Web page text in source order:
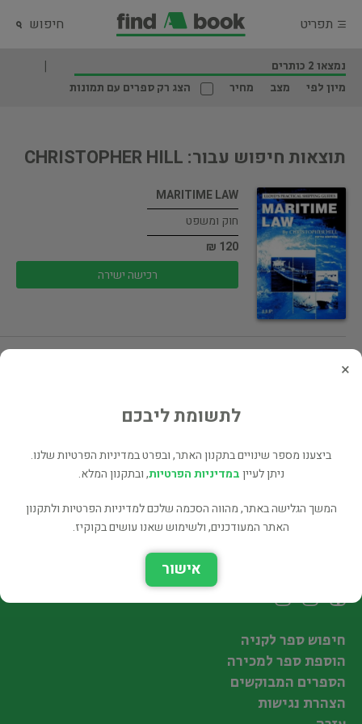
תפריט חיפוש
נמצאו 2 כותרים
מיון לפי
מצב מחיר הצג רק ספרים עם תמונות
תוצאות חיפוש עבור: CHRISTOPHER HILL
MARITIME LAW
חוק ומשפט
120 ₪
רכישה ישירה
120 ₪
רכישה ישירה
×
לתשומת ליבכם
ביצענו מספר שינויים בתקנון האתר, ובפרט במדיניות הפרטיות שלנו.
ניתן לעייןבמדיניות הפרטיות, ובתקנון המלא.
המשך הגלישה באתר, מהווה הסכמה שלכם למדיניות הפרטיות ולתקנון
האתר המעודכנים, ולשימוש שאנו עושים בקוקיז.
אישור
חיפוש ספר לקניה
הוספת ספר למכירה
הספרים המבוקשים
הצהרת נגישות